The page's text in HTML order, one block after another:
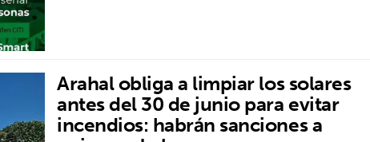
Arahal obliga a limpiar los solares
antes del 30 de junio para evitar
incendios: habrán sanciones a